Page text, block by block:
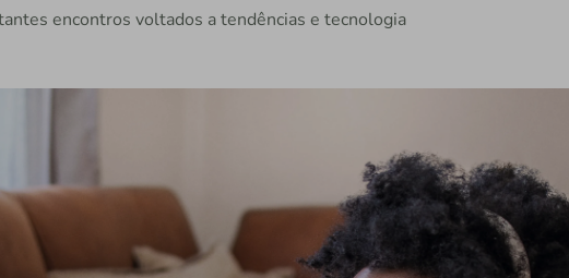
encontros voltados a tendências e tecnologia